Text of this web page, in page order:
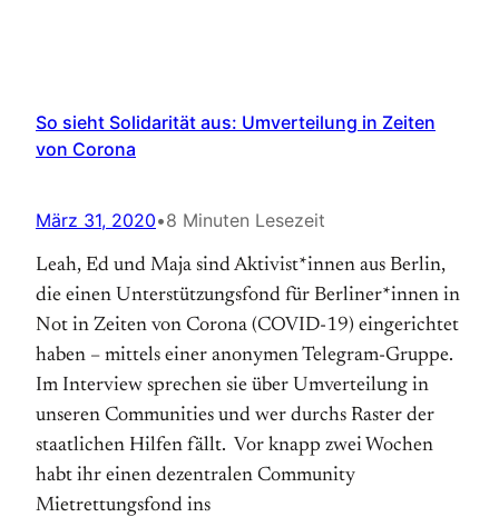
So sieht Solidarität aus: Umverteilung in Zeiten
von Corona
März 31, 2020•8 Minuten Lesezeit
Leah, Ed und Maja sind Aktivist*innen aus Berlin,
die einen Unterstützungsfond für Berliner*innen in
Not in Zeiten von Corona (COVID-19) eingerichtet
haben – mittels einer anonymen Telegram-Gruppe.
Im Interview sprechen sie über Umverteilung in
unseren Communities und wer durchs Raster der
staatlichen Hilfen fällt. Vor knapp zwei Wochen
habt ihr einen dezentralen Community
Mietrettungsfond ins